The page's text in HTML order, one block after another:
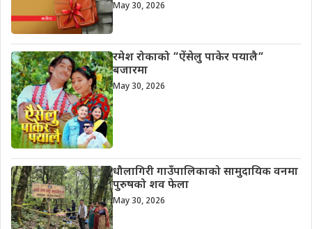
May 30, 2026
रमेश रोकाको “ऐंसेलु पाकेर पयालै“
बजारमा
May 30, 2026
धौलागिरी गाउँपालिकाको सामुदायिक वनमा
पुरुषको शव फेला
May 30, 2026